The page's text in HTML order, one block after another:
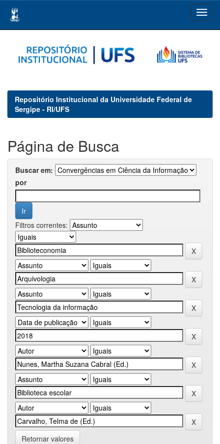
navigation
Repositório Institucional da Universidade Federal de
Sergipe - RI/UFS
Página de Busca
Buscar em:
por
Filtros correntes:
Retornar valores